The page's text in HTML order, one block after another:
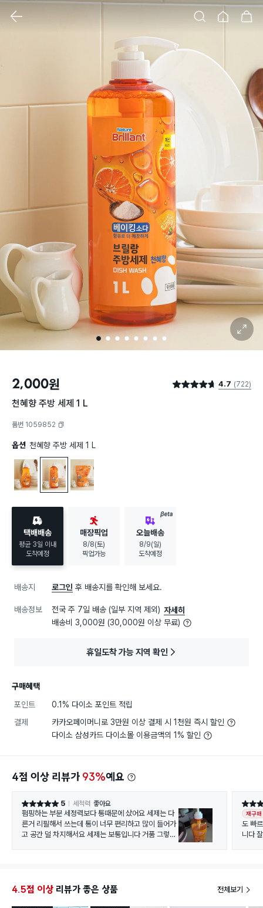
클릭 시 이미지 확대 보기 팝업 열림
1 2 3 4 5 6 7 8
확대 보기
2,000원 별점 4.7점 4.7 (722)
천혜향 주방 세제 1 L
품번 1059852
옵션 천혜향 주방 세제 1 L
천혜향 주방 세제 500 ml
천혜향 주방 세제 1 L
택배배송
평균 3일 이내
도착예정
매장픽업
8/8(토)
픽업가능
BETA
오늘배송
8/9(일)
도착예정
배송지 로그인 후 배송지를 확인해 보세요.
배송정보 전국 주 7일 배송 (일부 지역 제외) 자세히
배송비 3,000원 (30,000원 이상 무료)
휴일도착 가능 지역 확인
구매혜택
포인트
0.1% 다이소 포인트 적립
결제
카카오페이머니로 3만원 이상 결제 시 1천원 즉시 할인
다이소 삼성카드 다이소몰 이용금액의 1% 할인
4점 이상 리뷰가 93%예요
별점 5점 5 세척력 좋아요
펌핑하는 부분 세정력보다 통때문에 샀어요 세제는 다
른거 리필해서 쓰는데 통이 너무 편리하고 많이 들어가
고 공간 덜 차지해서요 세제는 보통입니다 거품 그렇게
별점 5
재구매
도 빠
니다
4.5점 이상 리뷰가 좋은 상품 전체보기